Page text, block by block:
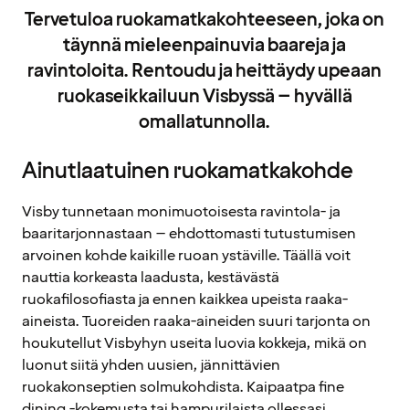
Tervetuloa ruokamatkakohteeseen, joka on
täynnä mieleenpainuvia baareja ja
ravintoloita. Rentoudu ja heittäydy upeaan
ruokaseikkailuun Visbyssä – hyvällä
omallatunnolla.
Ainutlaatuinen ruokamatkakohde
Visby tunnetaan monimuotoisesta ravintola- ja
baaritarjonnastaan – ehdottomasti tutustumisen
arvoinen kohde kaikille ruoan ystäville. Täällä voit
nauttia korkeasta laadusta, kestävästä
ruokafilosofiasta ja ennen kaikkea upeista raaka-
aineista. Tuoreiden raaka-aineiden suuri tarjonta on
houkutellut Visbyhyn useita luovia kokkeja, mikä on
luonut siitä yhden uusien, jännittävien
ruokakonseptien solmukohdista. Kaipaatpa fine